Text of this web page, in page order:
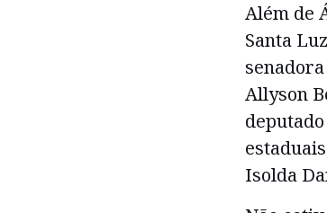
Além de
Santa
Allyson
Isolda